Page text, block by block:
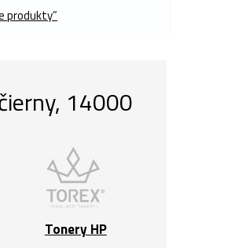
produkty”
14000
Tonery HP